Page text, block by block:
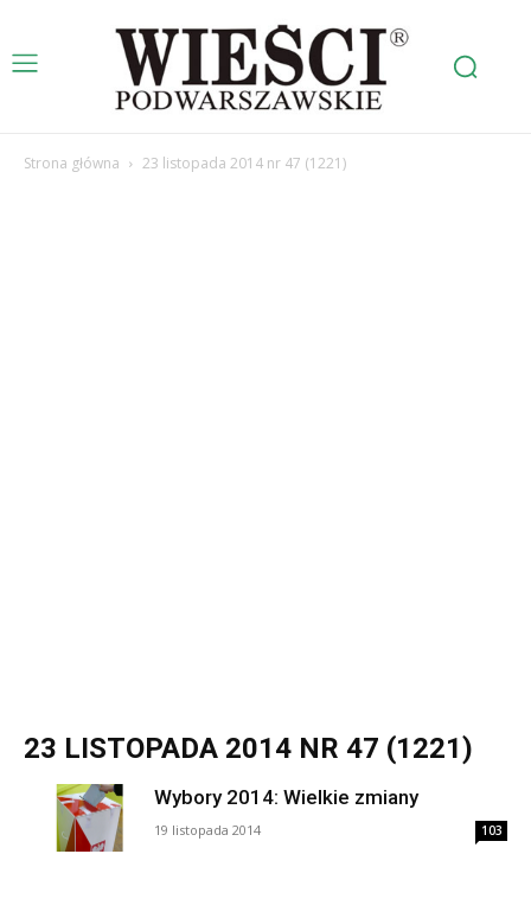
Strona główna 23 listopada 2014 nr 47 (1221)
23 LISTOPADA 2014 NR 47 (1221)
Wybory 2014: Wielkie zmiany
19 listopada 2014 103